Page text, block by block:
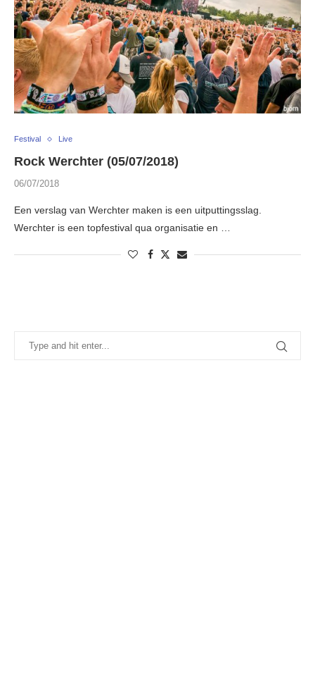
Festival Live
Rock Werchter (05/07/2018)
06/07/2018
Een verslag van Werchter maken is een uitputtingsslag.
Werchter is een topfestival qua organisatie en …